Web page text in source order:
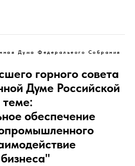
Дума Федеральеого Собрания
горного совета
Думе Российской
обеспечение